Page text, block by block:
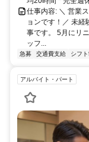
仕事内容: ＼ 営業
ョンです！／ 未
事です。 5月にリ
ッフ...
急募 交通費支給 シフト
アルバイト・パート